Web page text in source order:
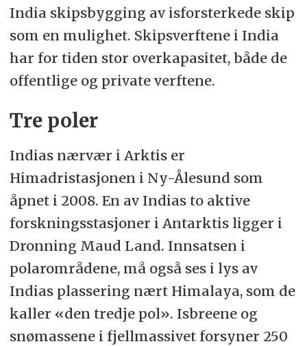
India skipsbygging av isforsterkede skip
som en mulighet. Skipsverftene i India
har for tiden stor overkapasitet, både de
offentlige og private verftene.
Tre poler
Indias nærvær i Arktis er
Himadristasjonen i Ny-Ålesund som
åpnet i 2008. En av Indias to aktive
forskningsstasjoner i Antarktis ligger i
Dronning Maud Land. Innsatsen i
polarområdene, må også ses i lys av
Indias plassering nært Himalaya, som de
kaller «den tredje pol». Isbreene og
snømassene i fjellmassivet forsyner 250